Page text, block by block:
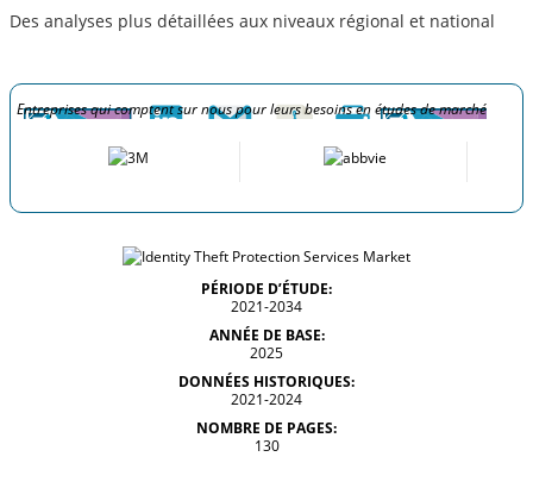
Des analyses plus détaillées aux niveaux régional et national
Entreprises qui comptent sur nous pour leurs besoins en études de marché
PÉRIODE D’ÉTUDE:
2021-2034
ANNÉE DE BASE:
2025
DONNÉES HISTORIQUES:
2021-2024
NOMBRE DE PAGES:
130